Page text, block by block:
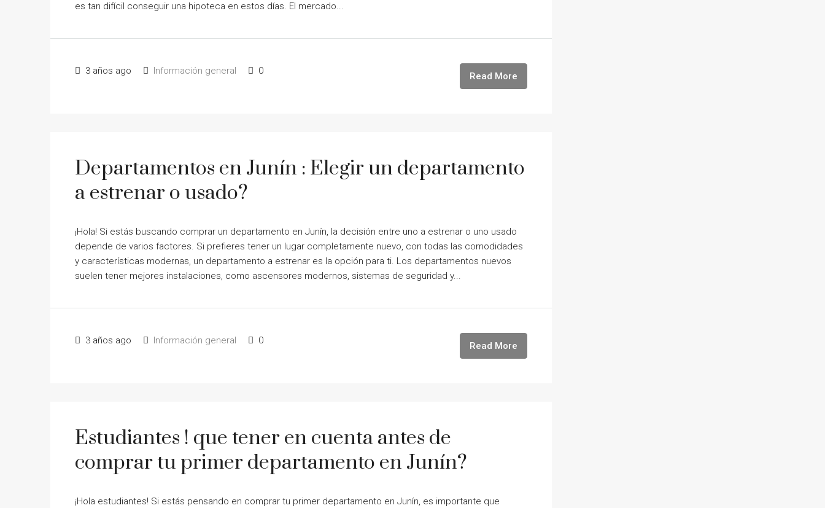
es tan difícil conseguir una hipoteca en estos días. El mercado...
3 años ago Información general 0 Read More
Departamentos en Junín : Elegir un departamento
a estrenar o usado?
¡Hola! Si estás buscando comprar un departamento en Junín, la decisión entre uno a estrenar o uno usado
depende de varios factores. Si prefieres tener un lugar completamente nuevo, con todas las comodidades
y características modernas, un departamento a estrenar es la opción para ti. Los departamentos nuevos
suelen tener mejores instalaciones, como ascensores modernos, sistemas de seguridad y...
3 años ago Información general 0 Read More
Estudiantes ! que tener en cuenta antes de
comprar tu primer departamento en Junín?
¡Hola estudiantes! Si estás pensando en comprar tu primer departamento en Junín, es importante que